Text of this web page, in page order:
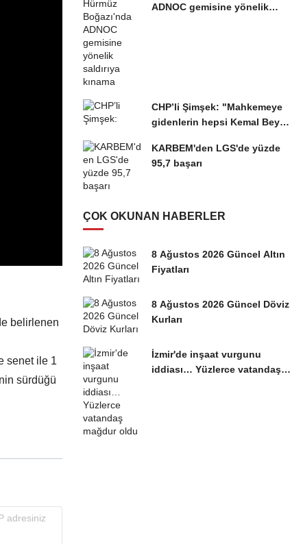
belirlenen
senet ile 1
sürdüğü
ADNOC gemisine yönelik
CHP’li Şimşek: "Mahkemeye
gidenlerin hepsi Kemal Bey’e
KARBEM'den LGS'de yüzde
95,7 başarı
ÇOK OKUNAN HABERLER
8 Ağustos 2026 Güncel Altın
Fiyatları
8 Ağustos 2026 Güncel Döviz
Kurları
İzmir'de inşaat vurgunu
iddiası… Yüzlerce vatandaş